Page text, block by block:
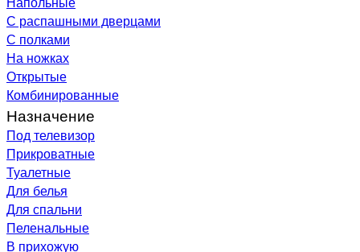
С распашными дверцами
С полками
На ножках
Открытые
Комбинированные
Назначение
Под телевизор
Прикроватные
Туалетные
Для белья
Для спальни
Пеленальные
В прихожую